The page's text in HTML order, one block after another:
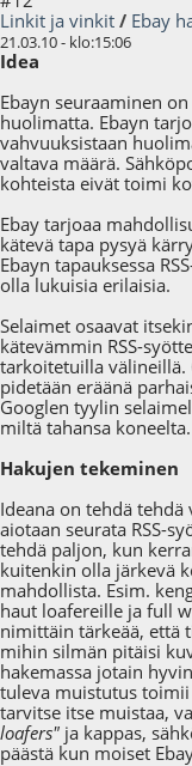
Linkit ja vinkit / Ebay
21.03.10 - klo:15:06
Idea
Ebayn seuraaminen
huolimatta. Ebayn
vahvuuksistaan
valtava määrä.
kohteista eivät toimi
Ebay tarjoaa
kätevä tapa pysyä
Ebayn tapauksessa
olla lukuisia erilaisia.
Selaimet osaavat
kätevämmin RSS-
tarkoitetuilla välineillä.
pidetään eräänä
Googlen tyylin
miltä tahansa koneelta.
Hakujen tekeminen
Ideana on tehdä
aiotaan seurata RSS-
tehdä paljon, kun
kuitenkin olla järkevä
mahdollista. Esim.
haut loafereille ja full
nimittäin tärkeää, että
mihin silmän pitäisi
hakemassa jotain
tuleva muistutus toimii
tarvitse itse muistaa,
loafers" ja kappas,
päästä kun moiset